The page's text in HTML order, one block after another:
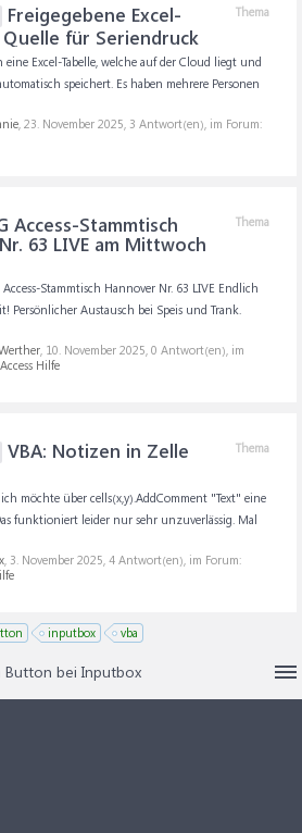
Thema
Freigegebene Excel-
Quelle für Seriendruck
eine Excel-Tabelle, welche auf der Cloud liegt und
speichert. Es haben mehrere Personen
23. November 2025 , 3 Antwort(en), im Forum:
Thema
Access-Stammtisch
63 LIVE am Mittwoch
Stammtisch Hannover Nr. 63 LIVE Endlich
Persönlicher Austausch bei Speis und Trank.
10. November 2025 , 0 Antwort(en), im
Hilfe
Thema
VBA: Notizen in Zelle
möchte über cells(x,y).AddComment "Text" eine
funktioniert leider nur sehr unzuverlässig. Mal
3. November 2025 , 4 Antwort(en), im Forum:
inputbox vba
Button bei Inputbox